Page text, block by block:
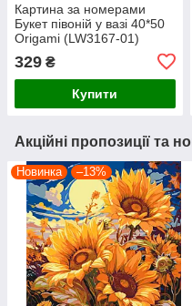
Картина за номерами
Букет півоній у вазі 40*50
Origami (LW3167-01)
329 ₴
Купити
Акційні пропозиції та
Новинка –13%